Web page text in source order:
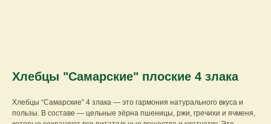
Хлебцы "Самарские" плоские 4 злака
Хлебцы “Самарские” 4 злака — это гармония натурального вкуса и
пользы. В составе — цельные зёрна пшеницы, ржи, гречихи и ячменя,